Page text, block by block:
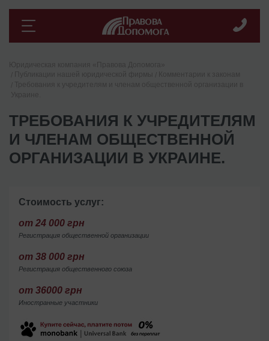
ТРЕБОВАНИЯ К УЧРЕДИТЕЛЯМ
И ЧЛЕНАМ ОБЩЕСТВЕННОЙ
ОРГАНИЗАЦИИ В УКРАИНЕ.
Стоимость услуг:
от 24 000 грн
Регистрация общественной организации
от 38 000 грн
Регистрация общественного союза
от 36000 грн
Иностранные участники